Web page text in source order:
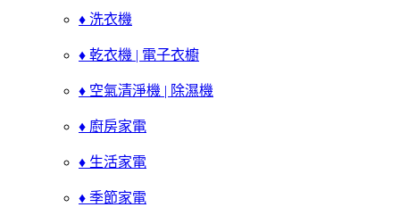
♦ 洗衣機
♦ 乾衣機 | 電子衣櫥
♦ 空氣清淨機 | 除濕機
♦ 廚房家電
♦ 生活家電
♦ 季節家電